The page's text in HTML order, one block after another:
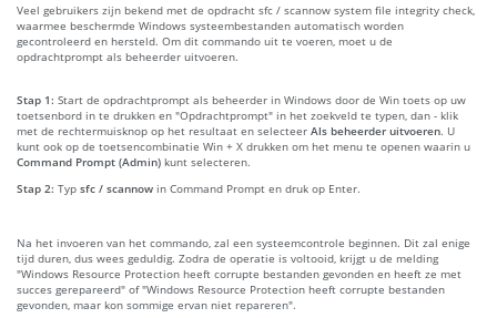
Veel gebruikers zijn bekend met de opdracht sfc / scannow system file integrity check,
waarmee beschermde Windows systeembestanden automatisch worden
gecontroleerd en hersteld. Om dit commando uit te voeren, moet u de
opdrachtprompt als beheerder uitvoeren.
Stap 1: Start de opdrachtprompt als beheerder in Windows door de Win toets op uw
toetsenbord in te drukken en "Opdrachtprompt" in het zoekveld te typen, dan - klik
met de rechtermuisknop op het resultaat en selecteer Als beheerder uitvoeren. U
kunt ook op de toetsencombinatie Win + X drukken om het menu te openen waarin u
Command Prompt (Admin) kunt selecteren.
Stap 2: Typ sfc / scannow in Command Prompt en druk op Enter.
Na het invoeren van het commando, zal een systeemcontrole beginnen. Dit zal enige
tijd duren, dus wees geduldig. Zodra de operatie is voltooid, krijgt u de melding
"Windows Resource Protection heeft corrupte bestanden gevonden en heeft ze met
succes gerepareerd" of "Windows Resource Protection heeft corrupte bestanden
gevonden, maar kon sommige ervan niet repareren".